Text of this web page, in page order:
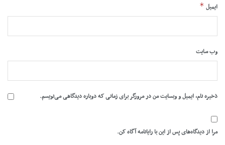
ایمیل *
وب‌ سایت
ذخیره نام، ایمیل و وبسایت من در مرورگر برای زمانی که دوباره دیدگاهی می‌نویسم.
مرا از دیدگاه‌های پس از این با رایانامه آگاه کن.